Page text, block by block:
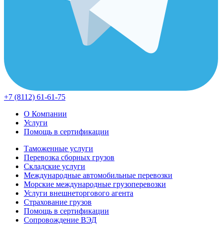
+7 (8112) 61-61-75
О Компании
Услуги
Помощь в сертификации
Таможенные услуги
Перевозка сборных грузов
Складские услуги
Международные автомобильные перевозки
Морские международные грузоперевозки
Услуги внешнеторгового агента
Страхование грузов
Помощь в сертификации
Сопровождение ВЭД